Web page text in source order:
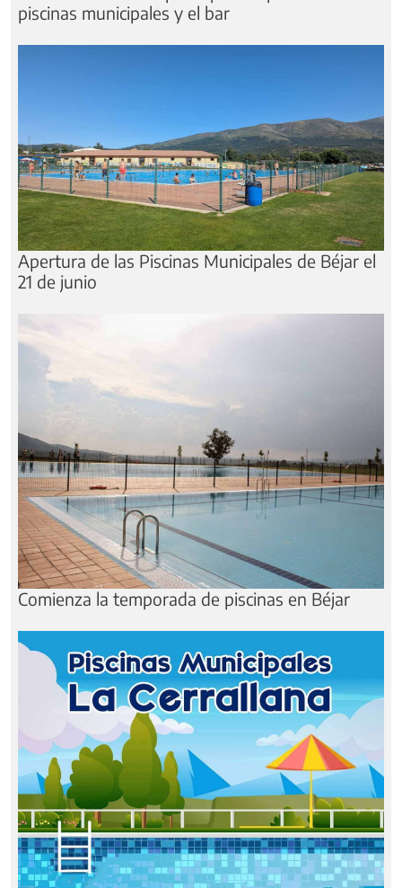
piscinas municipales y el bar
Apertura de las Piscinas Municipales de Béjar el
21 de junio
Comienza la temporada de piscinas en Béjar